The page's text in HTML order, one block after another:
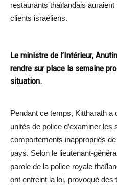
restaurants thaïlandais
clients israéliens.
Le ministre de l’Intérieur,
rendre sur place la semaine
situation.
Pendant ce temps, Kittharath a
unités de police d’examiner les
comportements inappropriés
pays. Selon le lieutenant-
parole de la police royale
ont enfreint la loi, provoqué des